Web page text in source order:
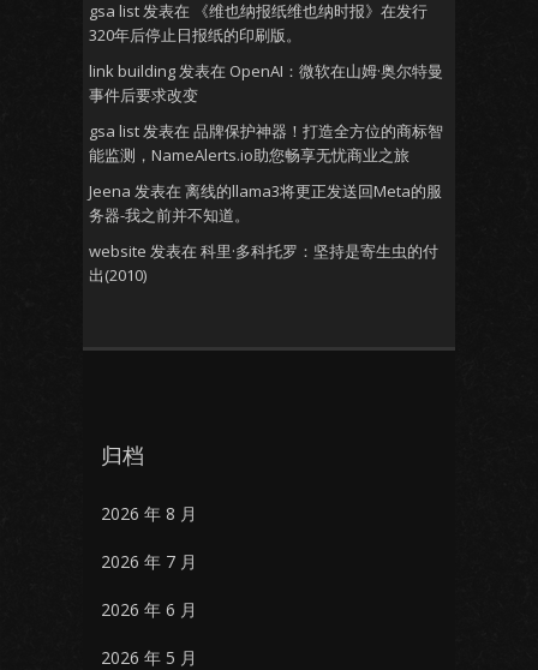
gsa list发表在
《维也纳报纸维也纳时报》在发行
320年后停止日报纸的印刷版。
link building发表在 OpenAI：微软在山姆·奥尔特曼
事件后要求改变
gsa list发表在 品牌保护神器！打造全方位的商标智
能监测，NameAlerts.io助您畅享无忧商业之旅
Jeena 发表在 离线的llama3将更正发送回Meta的服
务器-我之前并不知道。
website 发表在 科里·多科托罗：坚持是寄生虫的付
出(2010)
归档
2026 年 8 月
2026 年 7 月
2026 年 6 月
2026 年 5 月